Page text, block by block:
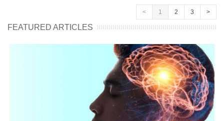
< 1 2 3 >
FEATURED ARTICLES